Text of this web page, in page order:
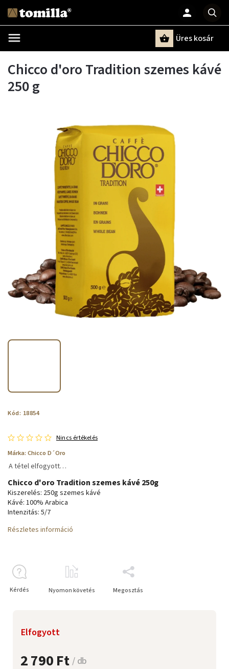
Üres kosár
Chicco d'oro Tradition szemes kávé
250 g
Kód: 18854
Nincs értékelés
Márka: Chicco D´Oro
2 790 Ft/ db
Elfogyott
A tétel elfogyott…
Chicco d'oro Tradition szemes kávé 250g
Kiszerelés: 250g szemes kávé
Kávé: 100% Arabica
Intenzitás: 5/7
Részletes információ
Kérdés Nyomon követés Megosztás